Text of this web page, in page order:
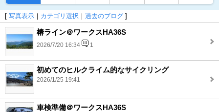
[ 写真表示 ｜ カテゴリ選択 ｜ 過去のブログ ]
椿ライン＠ワークスHA36S
2026/7/20 16:34 1
初めてのヒルクライム的なサイクリング
2026/1/25 19:41
車検準備＠ワークスHA36S